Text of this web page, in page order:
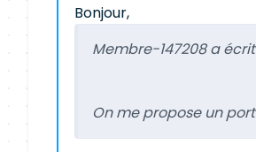
Bonjour,
Membre-147208 a
On me propose un